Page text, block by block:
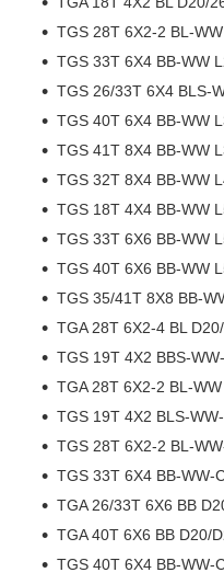
TGS 28T 6X2-2 BL-
TGS 33T 6X4 BB-WW
TGS 26/33T 6X4
TGS 40T 6X4 BB-WW
TGS 41T 8X4 BB-WW
TGS 32T 8X4 BB-WW
TGS 18T 4X4 BB-WW
TGS 33T 6X6 BB-WW
TGS 40T 6X6 BB-WW
TGS 35/41T 8X8 BB-
TGA 28T 6X2-4 BL
TGS 19T 4X2 BBS-
TGA 28T 6X2-2 BL-
TGS 19T 4X2 BLS-
TGS 28T 6X2-2 BL-
TGS 33T 6X4 BB-
TGA 26/33T 6X6 BB
TGA 40T 6X6 BB
TGS 40T 6X4 BB-